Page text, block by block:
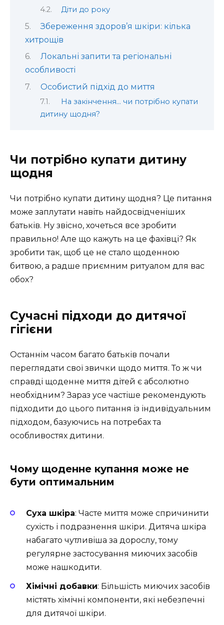
Діти до року
Збереження здоров’я шкіри: кілька
хитрощів
Локальні запити та регіональні
особливості
Особистий підхід до миття
На закінчення… чи потрібно купати
дитину щодня?
Чи потрібно купати дитину
щодня
Чи потрібно купати дитину щодня? Це питання
може заплутати навіть найдосвідченіших
батьків. Ну звісно, хочеться все зробити
правильно! Але що кажуть на це фахівці? Як
зробити так, щоб це не стало щоденною
битвою, а радше приємним ритуалом для вас
обох?
Сучасні підходи до дитячої
гігієни
Останнім часом багато батьків почали
переглядати свої звички щодо миття. То ж чи
справді щоденне миття дітей є абсолютно
необхідним? Зараз усе частіше рекомендують
підходити до цього питання із індивідуальним
підходом, базуючись на потребах та
особливостях дитини.
Чому щоденне купання може не
бути оптимальним
Суха шкіра: Часте миття може спричинити
сухість і подразнення шкіри. Дитяча шкіра
набагато чутливіша за дорослу, тому
регулярне застосування миючих засобів
може нашкодити.
Хімічні добавки: Більшість миючих засобів
містять хімічні компоненти, які небезпечні
для дитячої шкіри.